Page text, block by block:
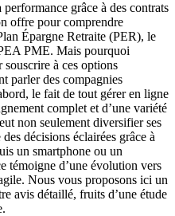
grâce à des contrats
offre pour comprendre
Épargne Retraite (PER), le
PME. Mais pourquoi
à ces options
parler des compagnies
le fait de tout gérer en ligne
complet et d’une variété
non seulement diversifier ses
décisions éclairées grâce à
un smartphone ou un
témoigne d’une évolution vers
Nous vous proposons ici un
avis détaillé, fruits d’une étude